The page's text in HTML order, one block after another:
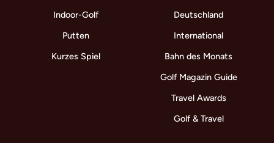
Indoor-Golf
Putten
Kurzes Spiel
Deutschland
International
Bahn des Monats
Golf Magazin Guide
Travel Awards
Golf & Travel